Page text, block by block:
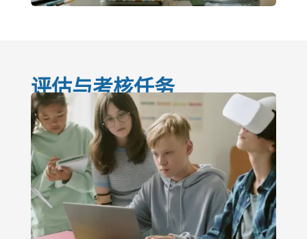
评估与考核任务